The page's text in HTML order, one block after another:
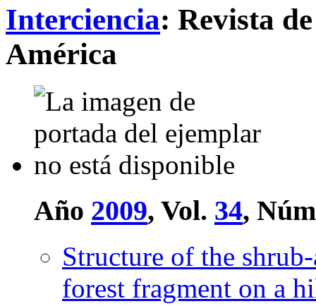
Interciencia: Revista
América
Año 2009, Vol. 34,
Structure of the
forest fragment on a